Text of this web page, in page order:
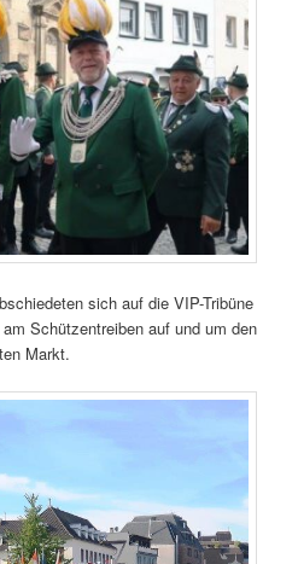
sich auf die VIP-Tribüne
Schützentreiben auf und um den
Markt.